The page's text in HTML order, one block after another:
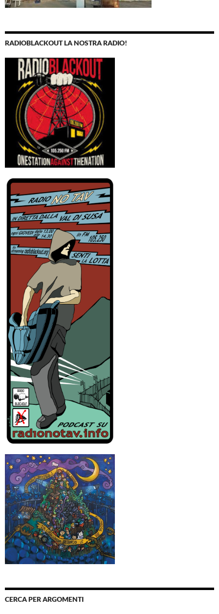
RADIOBLACKOUT LA NOSTRA RADIO!
CERCA PER ARGOMENTI